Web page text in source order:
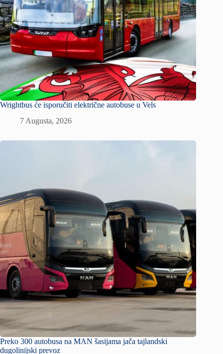
Wrightbus će isporučiti električne autobuse u Vels
7 Augusta, 2026
Preko 300 autobusa na MAN šasijama jača tajlandski
dugolinijski prevoz